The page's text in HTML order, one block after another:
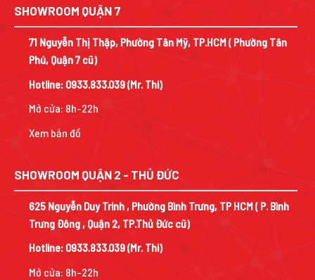
SHOWROOM QUẬN 7
71 Nguyễn Thị Thập, Phường Tân Mỹ, TP.HCM ( Phường Tân
Phú, Quận 7 cũ)
Hotline: 0933.833.039(Mr. Thi)
Mở cửa: 8h-22h
Xem bản đồ
SHOWROOM QUẬN 2 - THỦ ĐỨC
625 Nguyễn Duy Trinh , Phường Bình Trưng, TP HCM ( P. Bình
Trưng Đông , Quận 2, TP.Thủ Đức cũ)
Hotline: 0933.833.039(Mr. Thi)
Mở cửa: 8h-22h